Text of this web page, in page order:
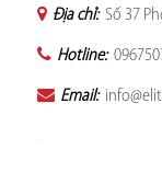
Địa chỉ: Số 37
Hotline:
Email: